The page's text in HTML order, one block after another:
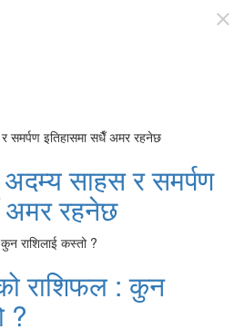
close
अदम्य साहस र समर्पण
अमर रहनेछ
राशिफल : कुन
?